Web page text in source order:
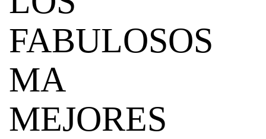
FABULOSOS
MA
MEJORES